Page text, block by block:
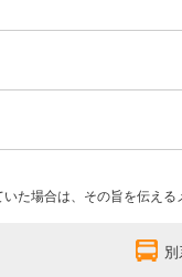
た場合は、その旨を伝える
別